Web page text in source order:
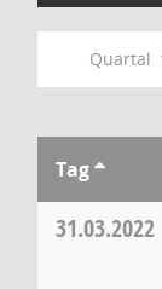
Quartal
Tag
31.03.2022